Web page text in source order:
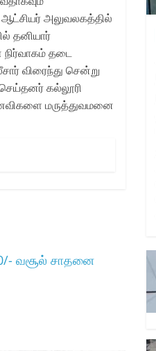
அலுவலகத்தில்
தனியார்
தடை
விரைந்து சென்று
கல்லூரி
மருத்துவமனை
வசூல் சாதனை